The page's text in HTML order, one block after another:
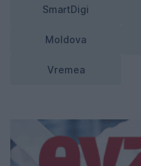
SmartDigi
Moldova
Vremea